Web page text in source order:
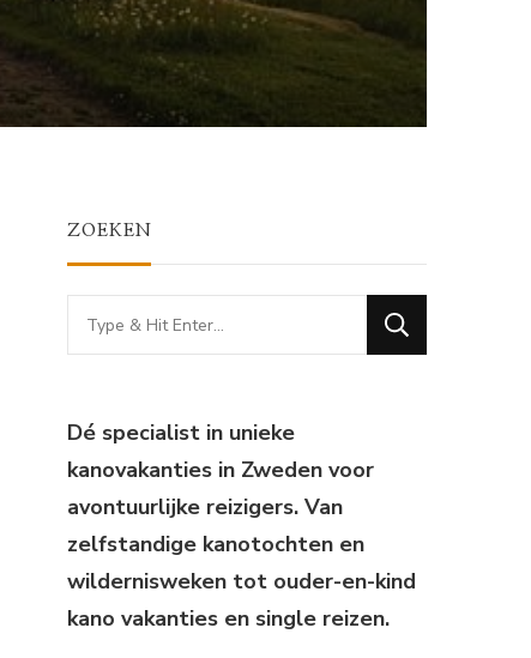
ZOEKEN
Looking
for
Dé specialist in unieke
kanovakanties in Zweden voor
avontuurlijke reizigers. Van
zelfstandige kanotochten en
wildernisweken tot ouder-en-kind
kano vakanties en single reizen.